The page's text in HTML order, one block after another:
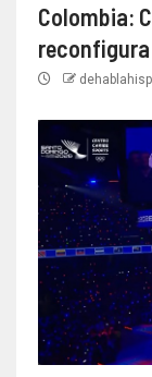
Colombia: